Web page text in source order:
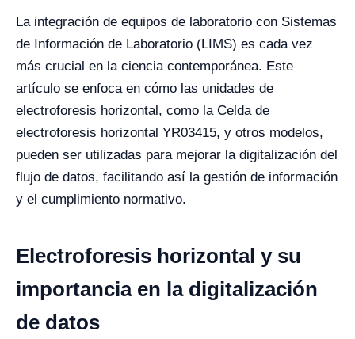
La integración de equipos de laboratorio con Sistemas
de Información de Laboratorio (LIMS) es cada vez
más crucial en la ciencia contemporánea. Este
artículo se enfoca en cómo las unidades de
electroforesis horizontal, como la Celda de
electroforesis horizontal YR03415, y otros modelos,
pueden ser utilizadas para mejorar la digitalización del
flujo de datos, facilitando así la gestión de información
y el cumplimiento normativo.
Electroforesis horizontal y su
importancia en la digitalización
de datos